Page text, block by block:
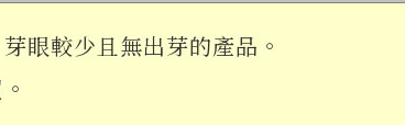
眼較少且無出芽的產品。